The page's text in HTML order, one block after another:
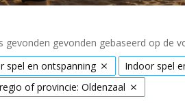
gevonden gevonden gebaseerd op de
spel en ontspanning
Indoor spel
of provincie: Oldenzaal